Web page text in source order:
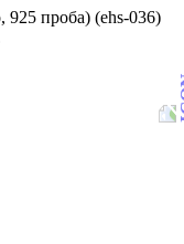
925 проба) (ehs-036)